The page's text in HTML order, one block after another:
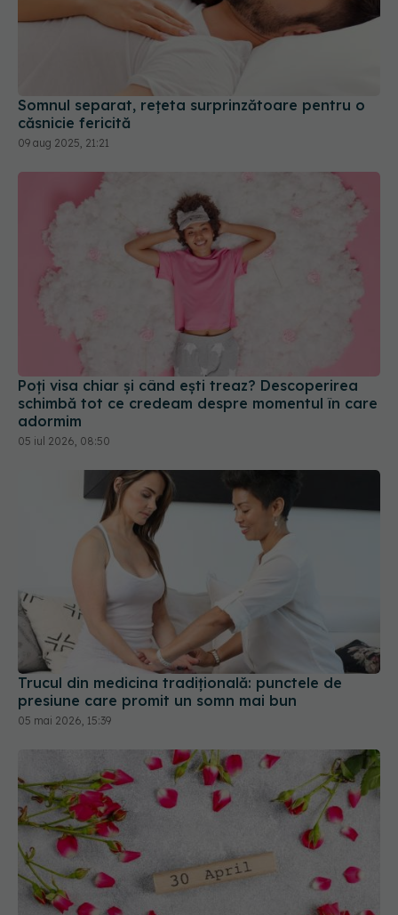
Somnul separat, rețeta surprinzătoare pentru o
căsnicie fericită
09 aug 2025, 21:21
Poți visa chiar și când ești treaz? Descoperirea
schimbă tot ce credeam despre momentul în care
adormim
05 iul 2026, 08:50
Trucul din medicina tradițională: punctele de
presiune care promit un somn mai bun
05 mai 2026, 15:39